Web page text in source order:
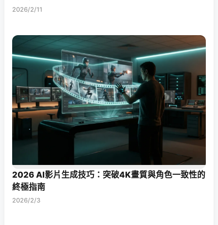
2026/2/11
2026 AI影片生成技巧：突破4K畫質與角色一致性的
終極指南
2026/2/3